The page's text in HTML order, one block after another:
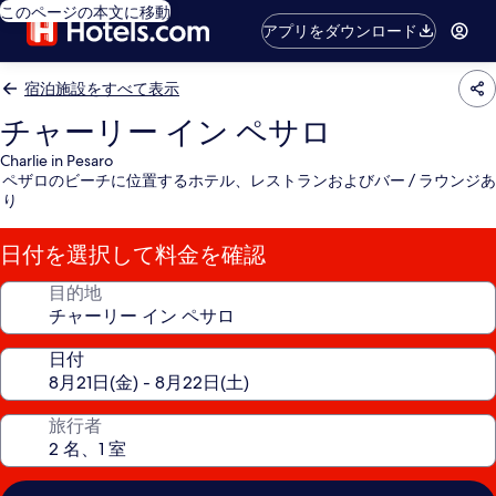
このページの本文に移動
アプリをダウンロード
宿泊施設をすべて表示
チャーリー イン ペサロ
Charlie in Pesaro
ペザロのビーチに位置するホテル、レストランおよびバー / ラウンジあ
り
日付を選択して料金を確認
目的地
日付
旅行者